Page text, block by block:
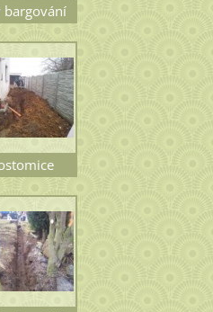
bargování
výkop
a elektřiny